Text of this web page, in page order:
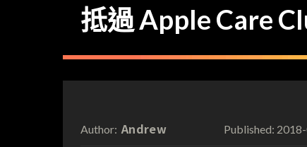
抵過 Apple Care
Author: Andrew Published: